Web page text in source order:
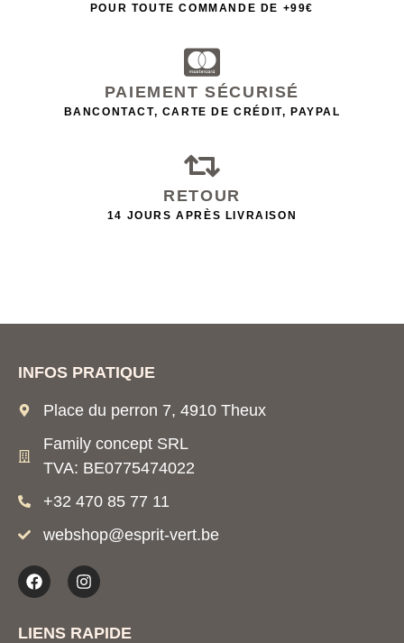
POUR TOUTE COMMANDE DE +99€
PAIEMENT SÉCURISÉ
BANCONTACT, CARTE DE CRÉDIT, PAYPAL
RETOUR
14 JOURS APRÈS LIVRAISON
INFOS PRATIQUE
Place du perron 7, 4910 Theux
Family concept SRL
TVA: BE0775474022
+32 470 85 77 11
webshop@esprit-vert.be
LIENS RAPIDE